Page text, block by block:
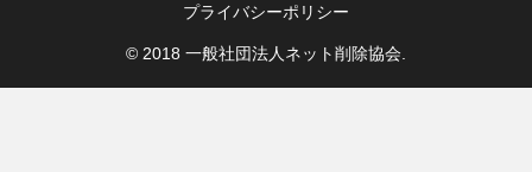
プライバシーポリシー
© 2018 一般社団法人ネット削除協会.